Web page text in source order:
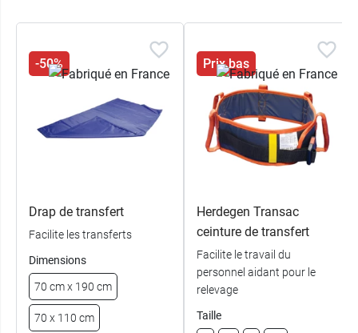
Fabrication en polyester (jersey)
Température de lavage : 70°C
Norme : NF EN ISO 10535 : 2007
Retrouvez les diversdispositifs médicaux
Nausicaa!
-50%
Drap de transfert
Facilite les transferts
Dimensions
70 cm x 190 cm
70 x 110 cm
Prix bas
Herdegen Transac
ceinture de transfert
Facilite le travail du
personnel aidant pour le
relevage
Taille